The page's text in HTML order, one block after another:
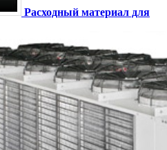
Расходный материал для